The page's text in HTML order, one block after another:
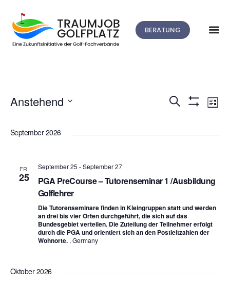
BERATUNG
Ansichten,
Suche Liste
Anstehend
wählen.
September 2026
FR.
25
September 25 -September 27
PGA PreCourse – Tutorenseminar 1 /Ausbildung
Golflehrer
Die Tutorenseminare finden in Kleingruppen statt und werden
an drei bis vier Orten durchgeführt, die sich auf das
Bundesgebiet verteilen. Die Zuteilung der Teilnehmer erfolgt
durch die PGA und orientiert sich an den Postleitzahlen der
Wohnorte. , Germany
Oktober 2026